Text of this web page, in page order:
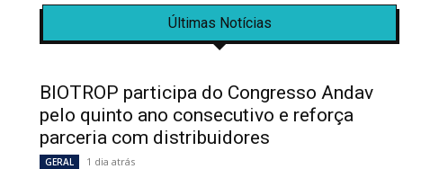
Últimas Notícias
BIOTROP participa do Congresso Andav
pelo quinto ano consecutivo e reforça
parceria com distribuidores
GERAL 1 dia atrás